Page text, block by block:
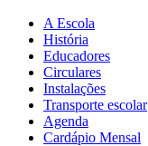
A Escola
História
Educadores
Circulares
Instalações
Transporte escolar
Agenda
Cardápio Mensal